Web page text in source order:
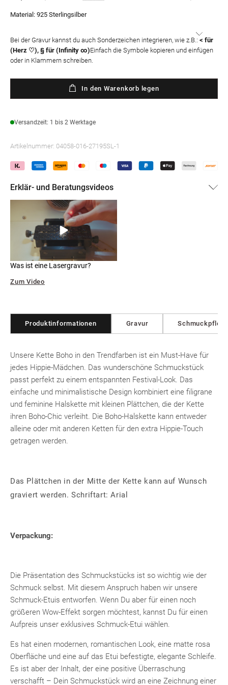
Material: 925 Sterlingsilber
Bei der Gravur kannst du auch Sonderzeichen integrieren, wie z.B.: < für
(Herz ♡), § für (Infinity ∞)Einfach die Symbole kopieren und einfügen
oder in Klammern schreiben.
In den Warenkorb legen
Versandzeit: 1 bis 2 Werktage
Artikelnummer: 04058-016-27195SL-1
Erklär- und Beratungsvideos
Was ist eine Lasergravur?
Zum Video
Produktinformationen Gravur
Unsere Kette Boho in den Trendfarben ist ein Must-Have für
jedes Hippie-Mädchen. Das wunderschöne Schmuckstück
passt perfekt zu einem entspannten Festival-Look. Das
einfache und minimalistische Design kombiniert eine filigrane
und feminine Halskette mit kleinen Plättchen, die der Kette
ihren Boho-Chic verleiht. Die Boho-Halskette kann entweder
alleine oder mit anderen Ketten für den extra Hippie-Touch
getragen werden.
Das Plättchen in der Mitte der Kette kann auf Wunsch
graviert werden. Schriftart: Arial
Verpackung:
Die Präsentation des Schmuckstücks ist so wichtig wie der
Schmuck selbst. Mit diesem Anspruch haben wir unsere
Schmuck-Etuis entworfen. Wenn Du aber für einen noch
größeren Wow-Effekt sorgen möchtest, kannst Du für einen
Aufpreis unser exklusives Schmuck-Etui wählen.
Es hat einen modernen, romantischen Look, eine matte rosa
Oberfläche und eine auf das Etui befestigte, elegante Schleife.
Es ist aber der Inhalt, der eine positive Überraschung
verschafft – Dein Schmuckstück wird an eine Zeichnung einer